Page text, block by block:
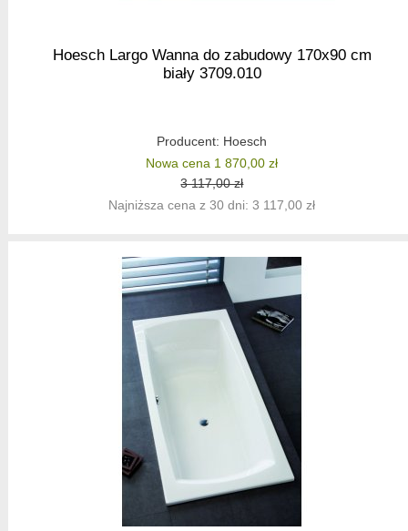
Hoesch Largo Wanna do zabudowy 170x90 cm
biały 3709.010
Producent: Hoesch
Nowa cena 1 870,00 zł
3 117,00 zł
Najniższa cena z 30 dni: 3 117,00 zł